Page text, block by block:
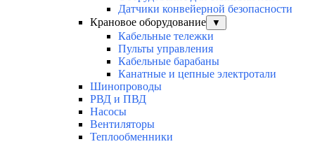
Датчики конвейерной безопасности
Крановое оборудование
▼
Кабельные тележки
Пульты управления
Кабельные барабаны
Канатные и цепные электротали
Шинопроводы
РВД и ПВД
Насосы
Вентиляторы
Теплообменники